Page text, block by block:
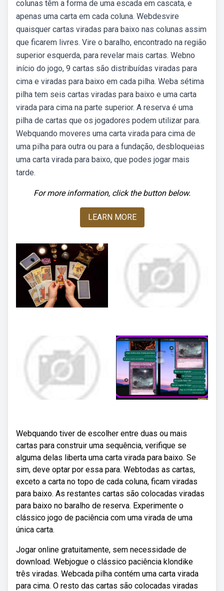
colunas têm a forma de uma escada em cascata, e
apenas uma carta em cada coluna. Webdesvire
quaisquer cartas viradas para baixo nas colunas assim
que ficarem livres. Vire o baralho, encontrado na região
superior esquerda, para revelar mais cartas. Webno
início do jogo, 9 cartas são distribuídas viradas para
cima e viradas para baixo em cada pilha. Weba sétima
pilha tem seis cartas viradas para baixo e uma carta
virada para cima na parte superior. A reserva é uma
pilha de cartas que os jogadores podem utilizar para.
Webquando moveres uma carta virada para cima de
uma pilha para outra ou para a fundação, desbloqueias
uma carta virada para baixo, que podes jogar mais
tarde.
For more information, click the button below.
LEARN MORE
Webquando tiver de escolher entre duas ou mais
cartas para construir uma sequência, verifique se
alguma delas liberta uma carta virada para baixo. Se
sim, deve optar por essa para. Webtodas as cartas,
exceto a carta no topo de cada coluna, ficam viradas
para baixo. As restantes cartas são colocadas viradas
para baixo no baralho de reserva. Experimente o
clássico jogo de paciência com uma virada de uma
única carta.
Jogar online gratuitamente, sem necessidade de
download. Webjogue o clássico paciência klondike
três viradas. Webcada pilha contém uma carta virada
para cima. O resto das cartas são colocadas viradas